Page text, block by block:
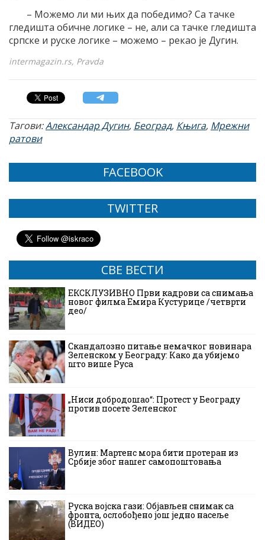
– Можемо ли ми њих да победимо? Са тачке
гледишта обичне логике – не, али са тачке гледишта
српске и руске логике – можемо – рекао је Дугин.
intermagazin.rs, Pravda
Тагови:Александар Дугин, Београд, Књига, Мрежни
ратови
FACEBOOK
TWITTER
СВЕ ВЕСТИ
ЕКСКЛУЗИВНО Први кадрови са снимања
новог филма Емира Кустурице /четврти
део/
Скандалозно питање немачког новинара
Зеленском у Београду: Како да убијемо
што више Руса
„Ниси добродошао“: Протест у Београду
против посете Зеленског
Вулин: Мартенс мора бити протеран из
Србије због нашег самопоштовања
Руска војска гази: Објављен снимак са
фронта, ослобођено још једно насеље
(ВИДЕО)